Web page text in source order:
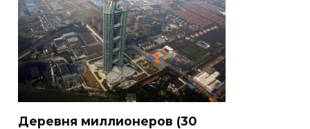
Деревня миллионеров (30